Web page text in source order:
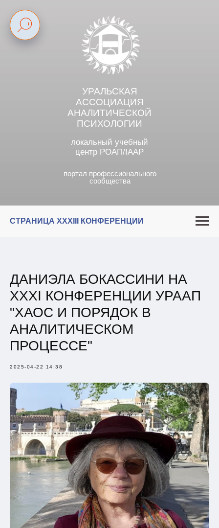
УРАЛЬСКАЯ
АССОЦИАЦИЯ
АНАЛИТИЧЕСКОЙ
ПСИХОЛОГИИ
портал профессионального
сообщества
локальный учебный
центр РОАП/IAAP
СТРАНИЦА XXXIII КОНФЕРЕНЦИИ
ДАНИЭЛА БОКАССИНИ НА
XXXI КОНФЕРЕНЦИИ УРААП
"ХАОС И ПОРЯДОК В
АНАЛИТИЧЕСКОМ
ПРОЦЕССЕ"
2025-04-22 14:38